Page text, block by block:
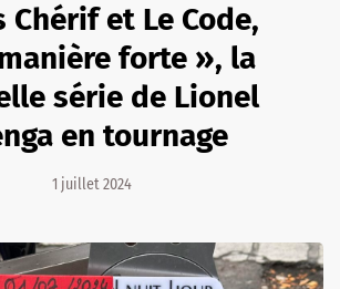
Chérif et Le Code,
forte », la
série de Lionel
en tournage
1 juillet 2024